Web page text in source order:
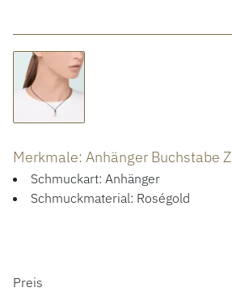
HOCHZEIT
ACCESSOIRES
Merkmale: Anhänger Buchstabe Z
Schmuckart: Anhänger
Schmuckmaterial: Roségold
PREISINFORMATIONEN
Preis